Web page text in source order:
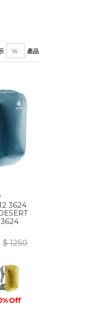
產品
3624
$ 1250
Off